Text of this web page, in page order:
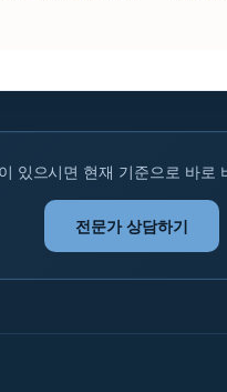
있으시면 현재 기준으로 바로
전문가 상담하기